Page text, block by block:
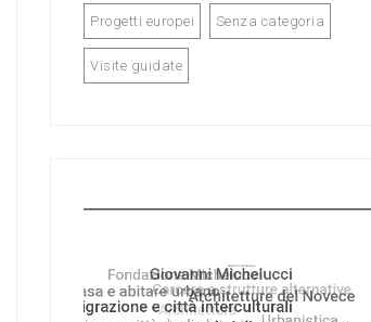
Progetti europei Senza categoria
Visite guidate